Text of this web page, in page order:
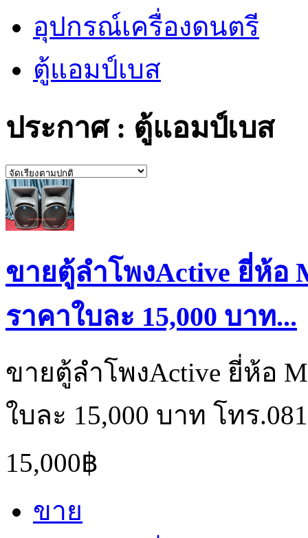
อุปกรณ์เครื่องดนตรี
ตู้แอมป์เบส
ประกาศ : ตู้แอมป์เบส
ขายตู้ลำโพงActive ยี่ห้อ
ราคาใบละ 15,000 บาท...
ขายตู้ลำโพงActive ยี่ห้อ
ใบละ 15,000 บาท โทร
15,000฿
ขาย